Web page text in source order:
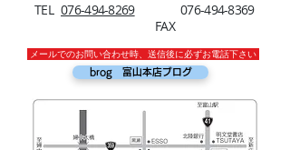
​TEL 076-494-8269​
FAX
076-494-8369
メールでのお問い合わせ時、送信後に必ずお電話下さい
brog 富山本店ブログ